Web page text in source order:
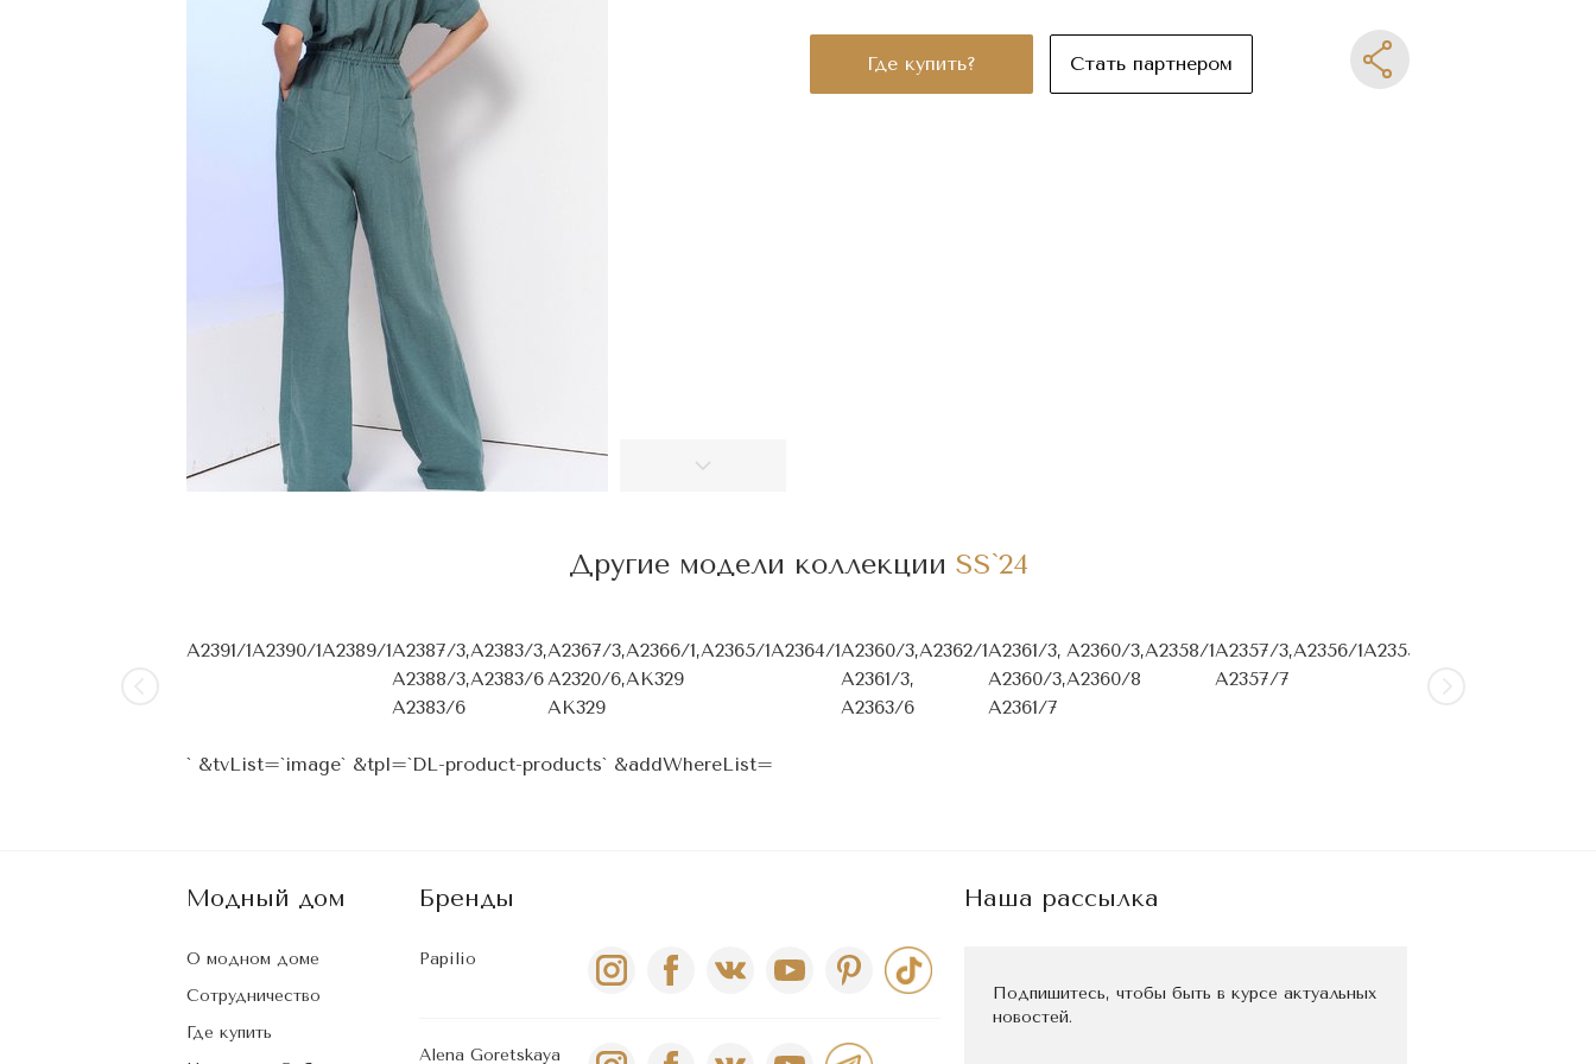
Christmas
Где купить? Стать партнером
Другие модели коллекции SS`24
A2391/1A2390/1A2389/1A2387/3,
A2388/3,
A2383/6
A2383/3,
A2383/6
A2367/3,
A2320/6,
AK329
A2366/1,
AK329
A2365/1A2364/1A2360/3,
A2361/3,
A2363/6
A2362/1A2361/3,
A2360/3,
A2361/7
A2360/3,
A2360/8
A2358/1A2357/3,
A2357/7
A2356/1A2355/1
` &tvList=`image` &tpl=`DL-product-products` &addWhereList=
Модный дом
О модном доме
Сотрудничество
Где купить
Бренды
Papilio
Alena Goretskaya
Наша рассылка
Подпишитесь, чтобы быть в курсе актуальных
новостей.